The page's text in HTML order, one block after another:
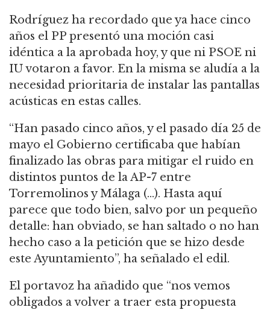
Rodríguez ha recordado que ya hace cinco
años el PP presentó una moción casi
idéntica a la aprobada hoy, y que ni PSOE ni
IU votaron a favor. En la misma se aludía a la
necesidad prioritaria de instalar las pantallas
acústicas en estas calles.
“Han pasado cinco años, y el pasado día 25 de
mayo el Gobierno certificaba que habían
finalizado las obras para mitigar el ruido en
distintos puntos de la AP-7 entre
Torremolinos y Málaga (…). Hasta aquí
parece que todo bien, salvo por un pequeño
detalle: han obviado, se han saltado o no han
hecho caso a la petición que se hizo desde
este Ayuntamiento”, ha señalado el edil.
El portavoz ha añadido que “nos vemos
obligados a volver a traer esta propuesta